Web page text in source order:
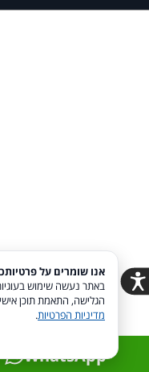
WhatsApp
הודעה לבעלי האתר
תקופת הניסיון הסתיימה, יש ליצור
האתר יימחק בעוד 19 ימים אם לא תיצור מנוי חדש!
אם אינך זוכר את כתובת
אנו שומרים על
הגלישה, התאמת תוכן
מדיניות הפרטיות.